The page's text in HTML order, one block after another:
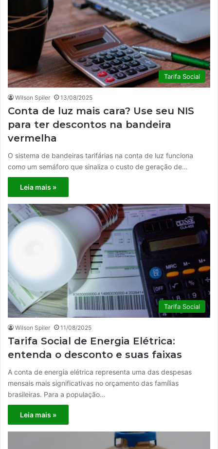
Tarifa Social
Wilson Spiler 13/08/2025
Conta de luz mais cara? Use seu NIS
para ter descontos na bandeira
vermelha
O sistema de bandeiras tarifárias na conta de luz funciona
como um semáforo que sinaliza o custo de geração de…
Leia mais »
Tarifa Social
Wilson Spiler 11/08/2025
Tarifa Social de Energia Elétrica:
entenda o desconto e suas faixas
A conta de energia elétrica representa uma das despesas
mensais mais significativas no orçamento das famílias
brasileiras. Para a população…
Leia mais »